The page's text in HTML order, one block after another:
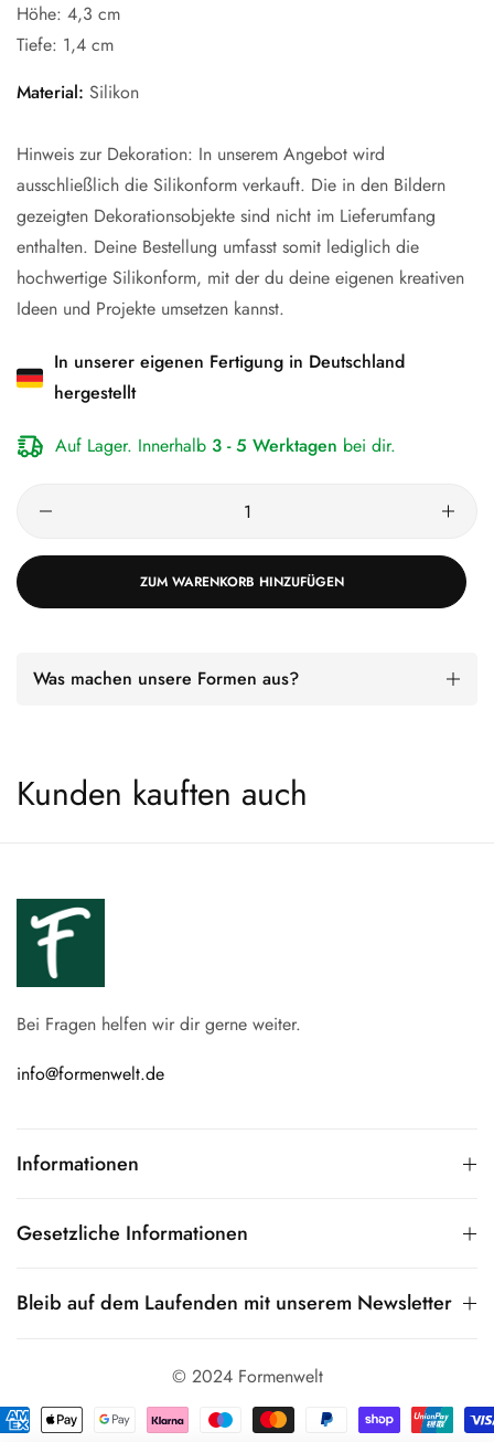
Höhe: 4,3 cm
Tiefe: 1,4 cm
Material: Silikon
Hinweis zur Dekoration: In unserem Angebot wird
ausschließlich die Silikonform verkauft. Die in den Bildern
gezeigten Dekorationsobjekte sind nicht im Lieferumfang
enthalten. Deine Bestellung umfasst somit lediglich die
hochwertige Silikonform, mit der du deine eigenen kreativen
Ideen und Projekte umsetzen kannst.
In unserer eigenen Fertigung in Deutschland
hergestellt
Auf Lager. Innerhalb 3 - 5 Werktagen bei dir.
ZUM WARENKORB HINZUFÜGEN
Was machen unsere Formen aus?
Kunden kauften auch
Bei Fragen helfen wir dir gerne weiter.
info@formenwelt.de
Informationen
Gesetzliche Informationen
Bleib auf dem Laufenden mit unserem Newsletter
© 2024 Formenwelt